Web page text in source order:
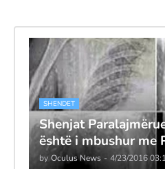
SHENDET
Shenjat
është i mbushur me
by Oculus News - 4/23/2016